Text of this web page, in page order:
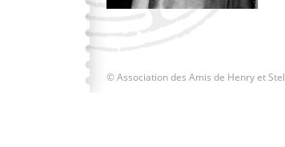
© Association des Amis de Henry et